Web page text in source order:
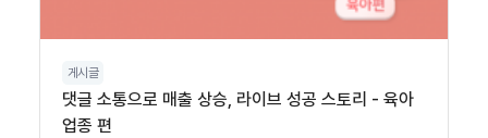
게시글
댓글 소통으로 매출 상승, 라이브 성공 스토리 - 육아
업종 편